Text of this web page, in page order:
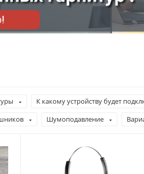
К какому устройству будет
Шумоподавление